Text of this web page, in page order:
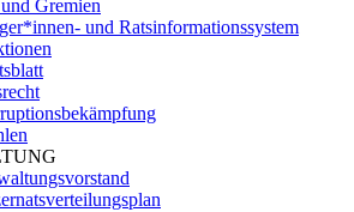
Gremien
und Ratsinformationssystem